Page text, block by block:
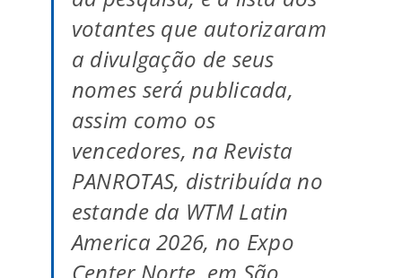
votantes que autorizaram
a divulgação de seus
nomes será publicada,
assim como os
vencedores, na Revista
PANROTAS, distribuída no
estande da WTM Latin
America 2026, no Expo